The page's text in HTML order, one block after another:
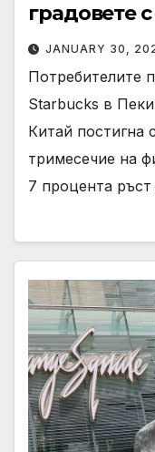
градовете
JANUARY 30,
Потребителите
Starbucks в
Китай постигна
тримесечие на
7 процента